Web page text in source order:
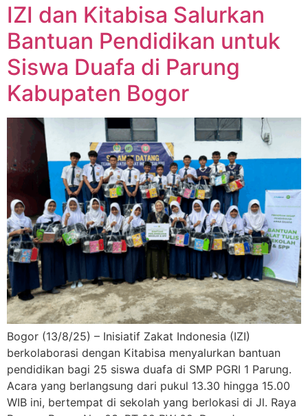
IZI dan Kitabisa Salurkan
Bantuan Pendidikan untuk
Siswa Duafa di Parung
Kabupaten Bogor
Bogor (13/8/25) – Inisiatif Zakat Indonesia (IZI)
berkolaborasi dengan Kitabisa menyalurkan bantuan
pendidikan bagi 25 siswa duafa di SMP PGRI 1 Parung.
Acara yang berlangsung dari pukul 13.30 hingga 15.00
WIB ini, bertempat di sekolah yang berlokasi di Jl. Raya